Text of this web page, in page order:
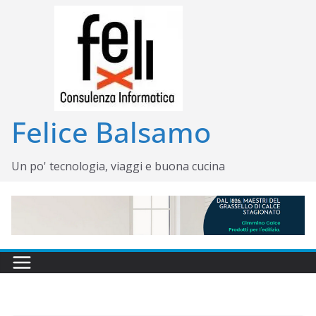
Felice Balsamo
Un po' tecnologia, viaggi e buona cucina